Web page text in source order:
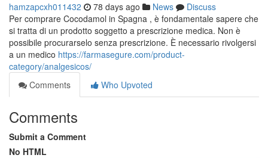
hamzapcxh011432 78 days ago News
Discuss
Per comprare Cocodamol in Spagna , è fondamentale sapere che
si tratta di un prodotto soggetto a prescrizione medica. Non è
possibile procurarselo senza prescrizione. È necessario rivolgersi
a un medico https://farmasegure.com/product-
category/analgesicos/
Comments
Who Upvoted
Comments
Submit a Comment
No HTML